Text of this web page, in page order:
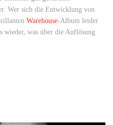
Wer sich die Entwicklung von
Warehouse-Album leider
wieder, was über die Auflösung